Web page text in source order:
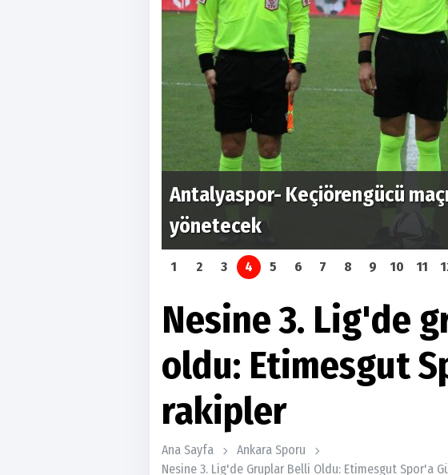
Antalyaspor- Keçiörengücü
yönetecek
1 2 3 4 5 6 7 8 9 10 11
Nesine 3. Lig'de
oldu: Etimesgut
rakipler
Ana Sayfa
Ankara Sporu
Nesine 3. Lig'de Gruplar Belli Oldu: Etimesgut Spor'a